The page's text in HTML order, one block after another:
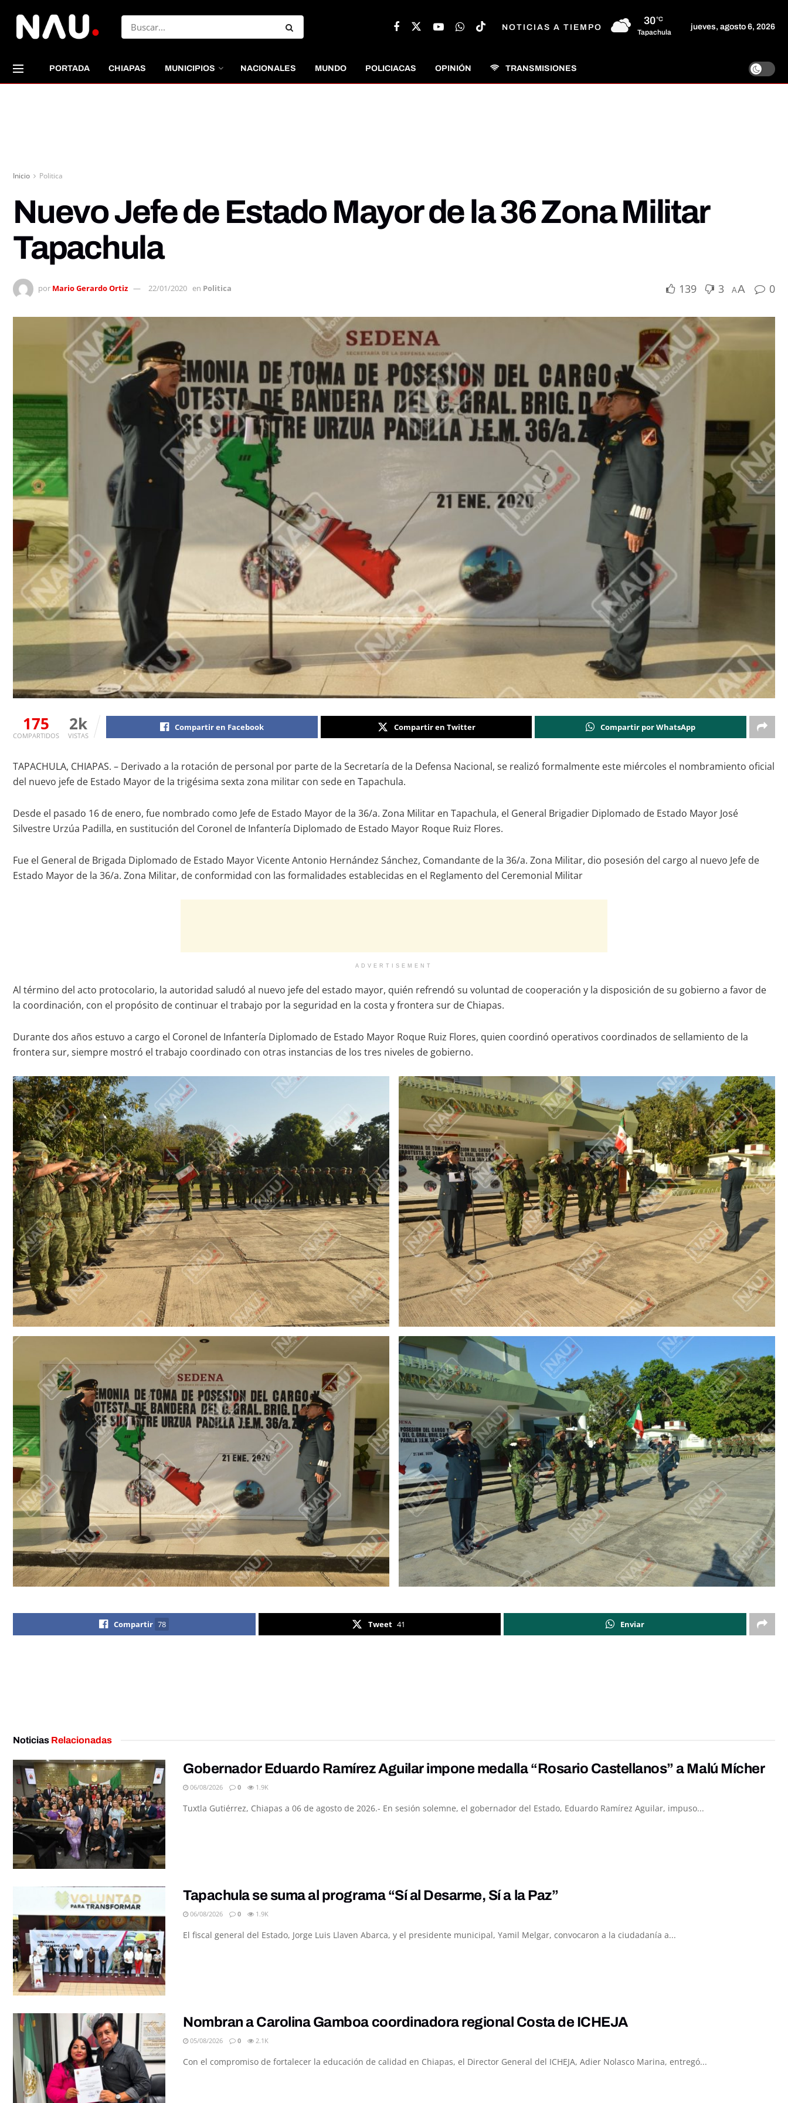
NOTICIAS A TIEMPO
30°C
Tapachula
jueves, agosto 6, 2026
PORTADA CHIAPAS MUNICIPIOS NACIONALES MUNDO POLICIACAS OPINIÓN TRANSMISIONES
Inicio Politica
Nuevo Jefe de Estado Mayor de la 36 Zona Militar
Tapachula
por Mario Gerardo Ortiz 22/01/2020 en Politica 139 3 AA 0
175
COMPARTIDOS
2k
VISTAS
Compartir en Facebook Compartir en Twitter Compartir por WhatsApp
TAPACHULA, CHIAPAS. – Derivado a la rotación de personal por parte de la Secretaría de la Defensa Nacional, se realizó formalmente este miércoles el nombramiento oficial
del nuevo jefe de Estado Mayor de la trigésima sexta zona militar con sede en Tapachula.
Desde el pasado 16 de enero, fue nombrado como Jefe de Estado Mayor de la 36/a. Zona Militar en Tapachula, el General Brigadier Diplomado de Estado Mayor José
Silvestre Urzúa Padilla, en sustitución del Coronel de Infantería Diplomado de Estado Mayor Roque Ruiz Flores.
Fue el General de Brigada Diplomado de Estado Mayor Vicente Antonio Hernández Sánchez, Comandante de la 36/a. Zona Militar, dio posesión del cargo al nuevo Jefe de
Estado Mayor de la 36/a. Zona Militar, de conformidad con las formalidades establecidas en el Reglamento del Ceremonial Militar
ADVERTISEMENT
Al término del acto protocolario, la autoridad saludó al nuevo jefe del estado mayor, quién refrendó su voluntad de cooperación y la disposición de su gobierno a favor de
la coordinación, con el propósito de continuar el trabajo por la seguridad en la costa y frontera sur de Chiapas.
Durante dos años estuvo a cargo el Coronel de Infantería Diplomado de Estado Mayor Roque Ruiz Flores, quien coordinó operativos coordinados de sellamiento de la
frontera sur, siempre mostró el trabajo coordinado con otras instancias de los tres niveles de gobierno.
Compartir 78 Tweet 41 Enviar
Noticias Relacionadas
Gobernador Eduardo Ramírez Aguilar impone medalla “Rosario Castellanos” a Malú Mícher
06/08/2026 0 1.9K
Tuxtla Gutiérrez, Chiapas a 06 de agosto de 2026.- En sesión solemne, el gobernador del Estado, Eduardo Ramírez Aguilar, impuso...
Tapachula se suma al programa “Sí al Desarme, Sí a la Paz”
06/08/2026 0 1.9K
El fiscal general del Estado, Jorge Luis Llaven Abarca, y el presidente municipal, Yamil Melgar, convocaron a la ciudadanía a...
Nombran a Carolina Gamboa coordinadora regional Costa de ICHEJA
05/08/2026 0 2.1K
Con el compromiso de fortalecer la educación de calidad en Chiapas, el Director General del ICHEJA, Adier Nolasco Marina, entregó...